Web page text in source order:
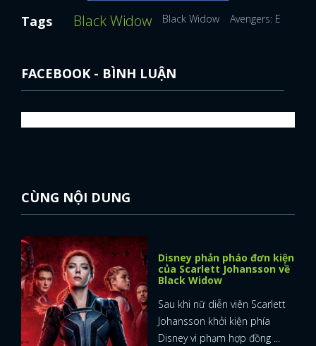
Tags Black Widow Black Widow Avengers:
FACEBOOK - BÌNH LUẬN
CÙNG NỘI DUNG
Disney phản pháo đơn kiện
của Scarlett Johansson về
Black Widow
Sau khi nữ diễn viên Scarlett
Johansson khởi kiện phía
Disney vi phạm hợp đồng ...